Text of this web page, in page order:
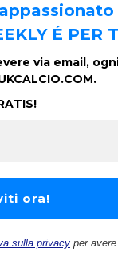
É PER
via email,
sulla privacy per